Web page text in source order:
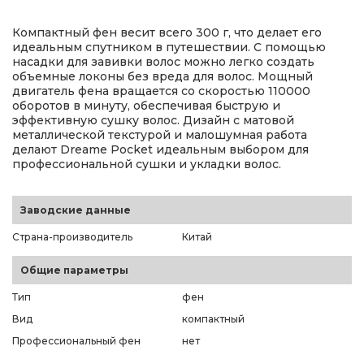
Компактный фен весит всего 300 г, что делает его
идеальным спутником в путешествии. С помощью
насадки для завивки волос можно легко создать
объемные локоны без вреда для волос. Мощный
двигатель фена вращается со скоростью 110000
оборотов в минуту, обеспечивая быструю и
эффективную сушку волос. Дизайн с матовой
металлической текстурой и малошумная работа
делают Dreame Pocket идеальным выбором для
профессиональной сушки и укладки волос.
Заводские данные
Страна-производитель Китай
Общие параметры
Тип
фен
Вид
компактный
Профессиональный фен
нет